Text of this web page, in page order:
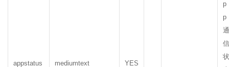
appstatus mediumtext YES
p
p
通
信
状